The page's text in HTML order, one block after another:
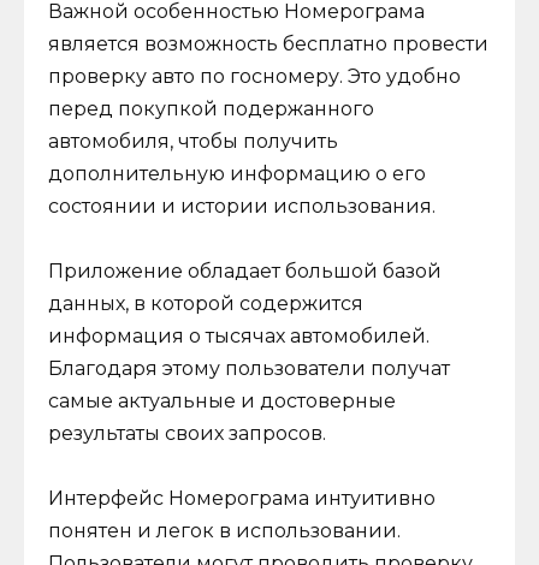
Важной особенностью Номерограма
является возможность бесплатно провести
проверку авто по госномеру. Это удобно
перед покупкой подержанного
автомобиля, чтобы получить
дополнительную информацию о его
состоянии и истории использования.
Приложение обладает большой базой
данных, в которой содержится
информация о тысячах автомобилей.
Благодаря этому пользователи получат
самые актуальные и достоверные
результаты своих запросов.
Интерфейс Номерограма интуитивно
понятен и легок в использовании.